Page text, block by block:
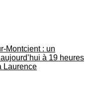
: un
à 19 heures
Laurence